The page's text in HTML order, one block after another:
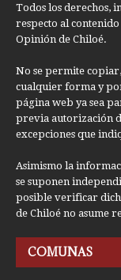
Todos los derechos,
respecto al
Opinión de Chiloé.
No se permite
cualquier forma y
página web ya sea
previa autorización
excepciones que
Asimismo la
se suponen
posible verificar
de Chiloé no asume
COMUNAS